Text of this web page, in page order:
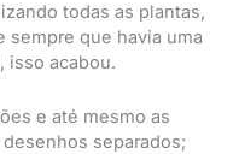
todas as plantas,
sempre que havia uma
isso acabou.
e até mesmo as
separados;